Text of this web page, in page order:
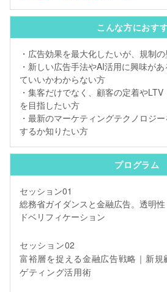
こんな方におす
・広告効果を最大化したいが、規制
・新しい広告手法やAI活用に興味が
ていいかわからない方
・集客だけでなく、顧客の定着や
を目指したい方
・最新のマーケティングテクノロジ
するか知りたい方
プログラム
セッション01
総務省ガイダンスと金融広告。透明
ドベリフィケーション
セッション02
富裕層を捉える金融広告戦略｜新
ゲティング活用術